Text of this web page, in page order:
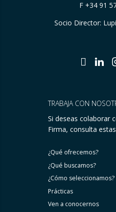
F +34 91
Socio Director:
TRABAJA CON
Si deseas colaborar
Firma, consulta
¿Qué ofrecemos?
¿Qué buscamos?
¿Cómo seleccionamos?
Prácticas
Ven a conocernos